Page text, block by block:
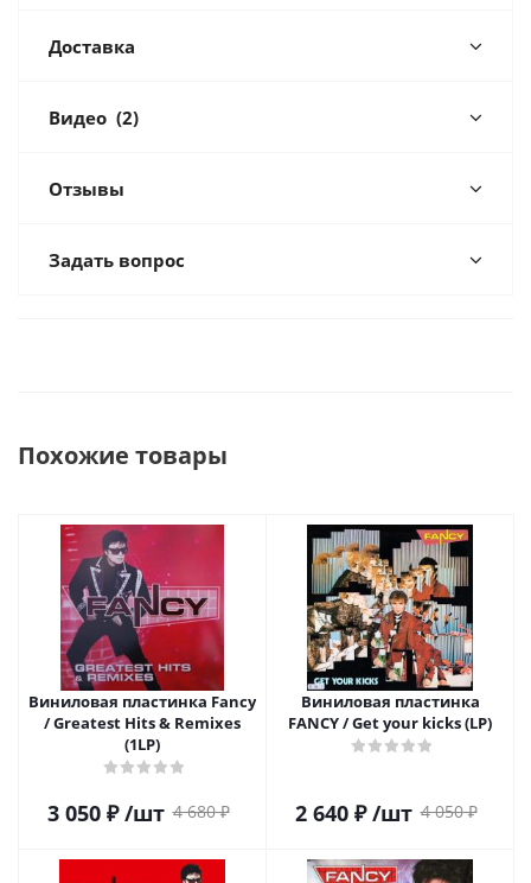
Доставка
Видео (2)
Отзывы
Задать вопрос
Похожие товары
Виниловая пластинка Fancy
/ Greatest Hits & Remixes
(1LP)
3 050₽ /шт 4 680₽
Виниловая пластинка
FANCY / Get your kicks (LP)
2 640₽ /шт 4 050₽